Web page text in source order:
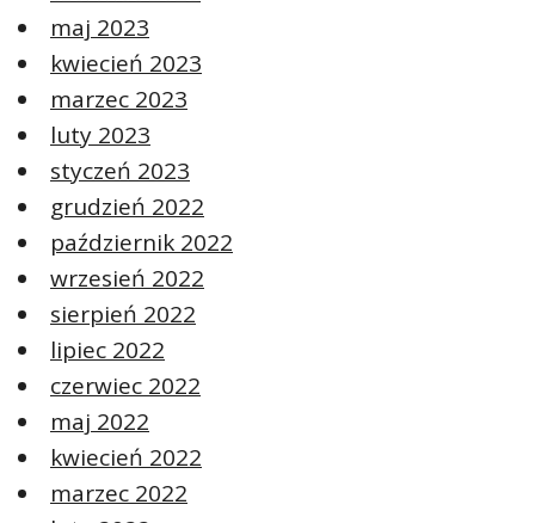
maj 2023
kwiecień 2023
marzec 2023
luty 2023
styczeń 2023
grudzień 2022
październik 2022
wrzesień 2022
sierpień 2022
lipiec 2022
czerwiec 2022
maj 2022
kwiecień 2022
marzec 2022